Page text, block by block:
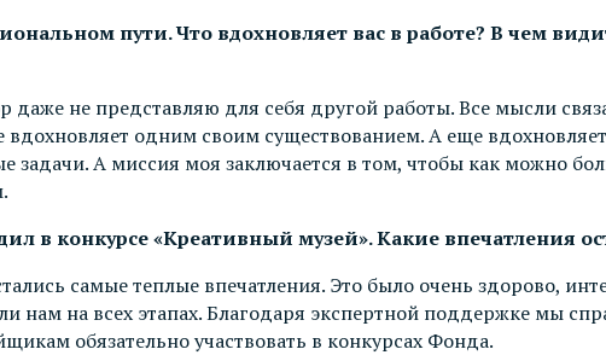
пути. Что вдохновляет вас в работе? В чем
даже не представляю для себя другой работы. Все мысли
одним своим существованием. А еще
задачи. А миссия моя заключается в том, чтобы как можно
в конкурсе «Креативный музей». Какие впечатления
самые теплые впечатления. Это было очень здорово,
на всех этапах. Благодаря экспертной поддержке мы
обязательно участвовать в конкурсах Фонда.